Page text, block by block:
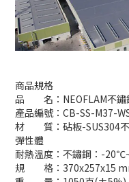
商品規格
品 名：NEOFLAM不鏽
產品編號：CB-SS-M37-
材 質：砧板-SUS304不
彈性體
耐熱溫度：不鏽鋼：-
規 格：370x257x15